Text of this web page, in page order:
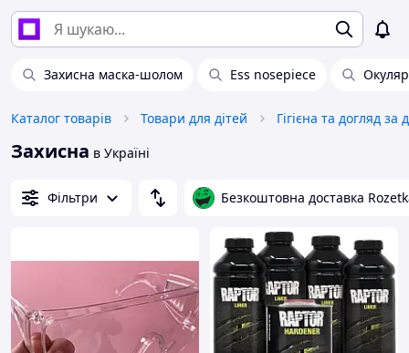
Захисна маска-шолом Ess nosepiece
Каталог товарів Товари для дітей Гігієна та догляд за
Захисна в Україні
Фільтри Безкоштовна доставка